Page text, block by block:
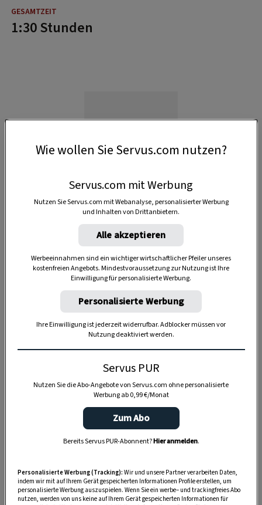
1:30 Stunden
Anzeige
Wie wollen Sie Servus.com nutzen?
Servus.com mit Werbung
Nutzen Sie Servus.com mit Webanalyse, personalisierter Werbung
und Inhalten von Drittanbietern.
Alle akzeptieren
Werbeeinnahmen sind ein wichtiger wirtschaftlicher Pfeiler unseres
kostenfreien Angebots. Mindestvoraussetzung zur Nutzung ist Ihre
Einwilligung für personalisierte Werbung.
Personalisierte Werbung
Ihre Einwilligung ist jederzeit widerrufbar. Adblocker müssen vor
Nutzung deaktiviert werden.
Servus PUR
Nutzen Sie die Abo-Angebote von Servus.com ohne personalisierte
Werbung ab 0,99 €/Monat
Zum Abo
Bereits Servus PUR-Abonnent?Hier anmelden.
Personalisierte Werbung (Tracking): Wir und unsere Partner verarbeiten Daten,
indem wir mit auf Ihrem Gerät gespeicherten Informationen Profile erstellen, um
personalisierte Werbung auszuspielen. Wenn Sie ein werbe– und trackingfreies Abo
nutzen, werden von uns keine auf Ihrem Gerät gespeicherten Informationen für